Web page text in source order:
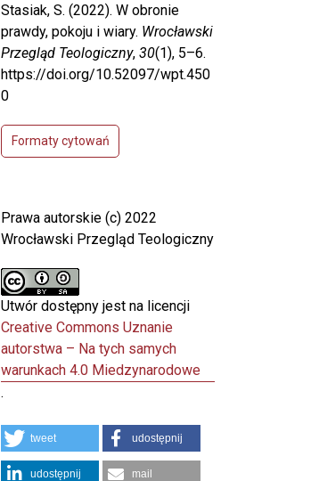
Stasiak, S. (2022). W obronie
prawdy, pokoju i wiary. Wrocławski
Przegląd Teologiczny, 30(1), 5–6.
https://doi.org/10.52097/wpt.450
0
Formaty cytowań
Prawa autorskie (c) 2022
Wrocławski Przegląd Teologiczny
Utwór dostępny jest na licencji
Creative Commons Uznanie
autorstwa – Na tych samych
warunkach 4.0 Miedzynarodowe
.
tweet udostępnij
udostępnij mail